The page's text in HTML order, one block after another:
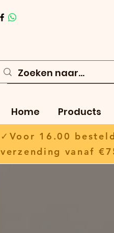
Home Products
✓Voor 16.00
verzending vanaf